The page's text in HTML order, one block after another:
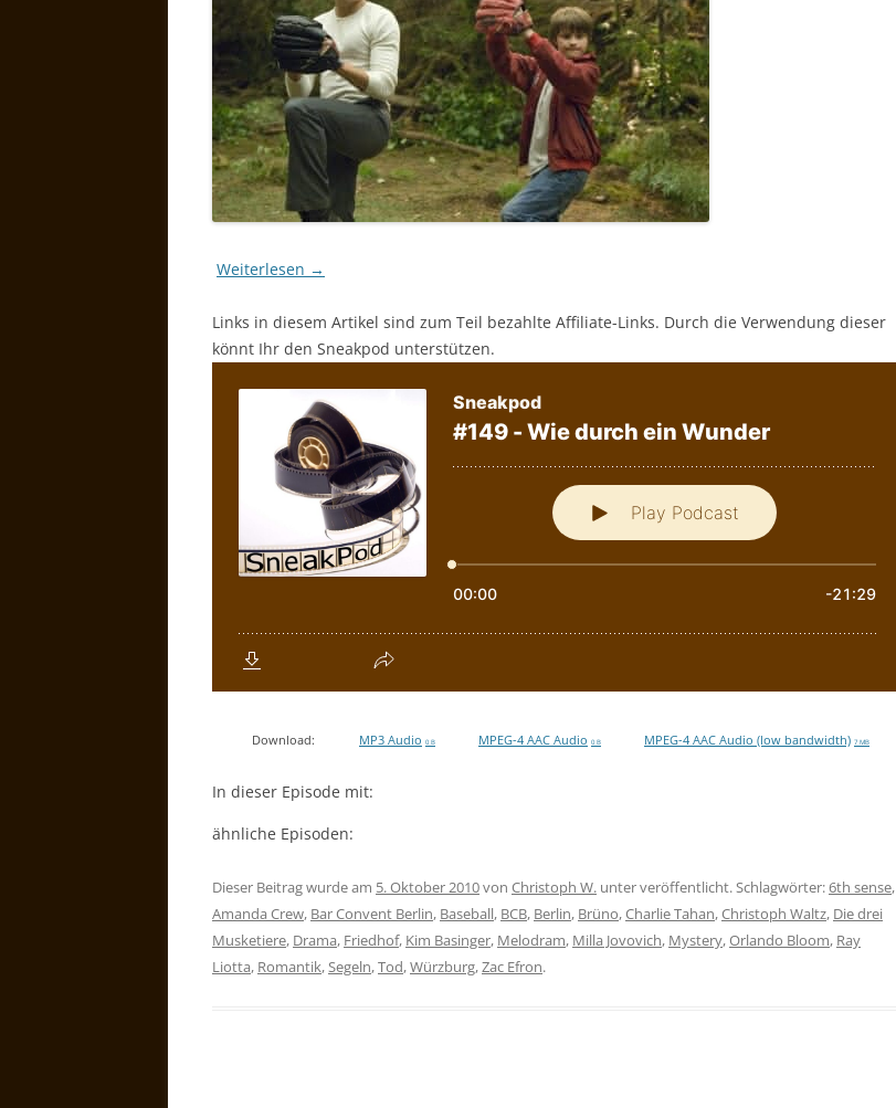
Weiterlesen →
Links in diesem Artikel sind zum Teil bezahlte Affiliate-Links. Durch die Verwendung dieser
könnt Ihr den Sneakpod unterstützen.
Download: MP3 Audio 0 B MPEG-4 AAC Audio 0 B MPEG-4 AAC Audio (low bandwidth) 7 MB
In dieser Episode mit:
ähnliche Episoden:
Dieser Beitrag wurde am 5. Oktober 2010von Christoph W. unter veröffentlicht. Schlagwörter:6th sense,
Amanda Crew, Bar Convent Berlin, Baseball, BCB, Berlin, Brüno,Charlie Tahan,Christoph Waltz, Die drei
Musketiere, Drama, Friedhof, Kim Basinger, Melodram, Milla Jovovich, Mystery,Orlando Bloom, Ray
Liotta, Romantik,Segeln,Tod,Würzburg,Zac Efron.